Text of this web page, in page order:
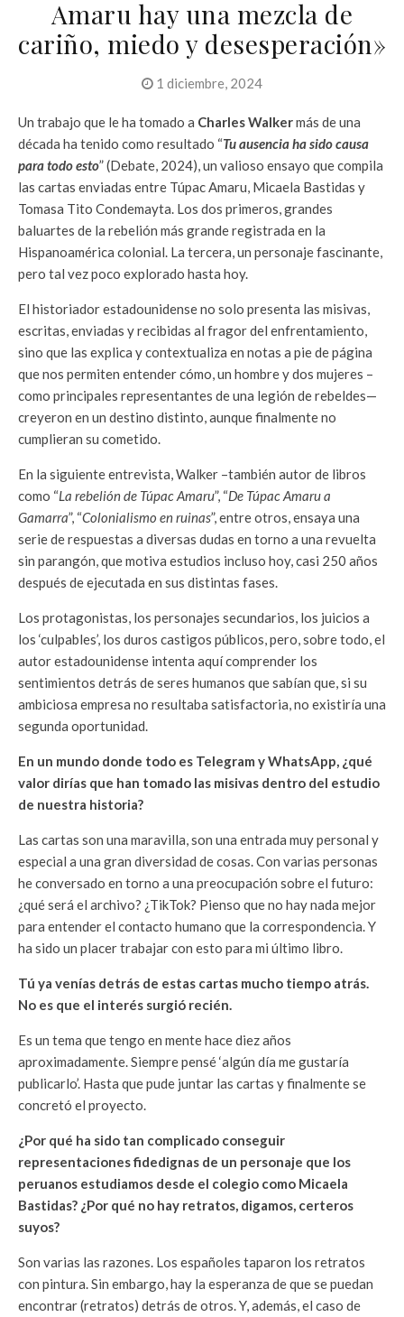
Amaru hay una mezcla de
cariño, miedo y desesperación»
1 diciembre, 2024
Un trabajo que le ha tomado a Charles Walkermás de una
década ha tenido como resultado “Tu ausencia ha sido causa
para todo esto” (Debate, 2024), un valioso ensayo que compila
las cartas enviadas entre Túpac Amaru, Micaela Bastidas y
Tomasa Tito Condemayta. Los dos primeros, grandes
baluartes de la rebelión más grande registrada en la
Hispanoamérica colonial. La tercera, un personaje fascinante,
pero tal vez poco explorado hasta hoy.
El historiador estadounidense no solo presenta las misivas,
escritas, enviadas y recibidas al fragor del enfrentamiento,
sino que las explica y contextualiza en notas a pie de página
que nos permiten entender cómo, un hombre y dos mujeres –
como principales representantes de una legión de rebeldes—
creyeron en un destino distinto, aunque finalmente no
cumplieran su cometido.
En la siguiente entrevista, Walker –también autor de libros
como “La rebelión de Túpac Amaru”, “De Túpac Amaru a
Gamarra”, “Colonialismo en ruinas”, entre otros, ensaya una
serie de respuestas a diversas dudas en torno a una revuelta
sin parangón, que motiva estudios incluso hoy, casi 250 años
después de ejecutada en sus distintas fases.
Los protagonistas, los personajes secundarios, los juicios a
los ‘culpables’, los duros castigos públicos, pero, sobre todo, el
autor estadounidense intenta aquí comprender los
sentimientos detrás de seres humanos que sabían que, si su
ambiciosa empresa no resultaba satisfactoria, no existiría una
segunda oportunidad.
En un mundo donde todo es Telegram y WhatsApp, ¿qué
valor dirías que han tomado las misivas dentro del estudio
de nuestra historia?
Las cartas son una maravilla, son una entrada muy personal y
especial a una gran diversidad de cosas. Con varias personas
he conversado en torno a una preocupación sobre el futuro:
¿qué será el archivo? ¿TikTok? Pienso que no hay nada mejor
para entender el contacto humano que la correspondencia. Y
ha sido un placer trabajar con esto para mi último libro.
Tú ya venías detrás de estas cartas mucho tiempo atrás.
No es que el interés surgió recién.
Es un tema que tengo en mente hace diez años
aproximadamente. Siempre pensé ‘algún día me gustaría
publicarlo’. Hasta que pude juntar las cartas y finalmente se
concretó el proyecto.
¿Por qué ha sido tan complicado conseguir
representaciones fidedignas de un personaje que los
peruanos estudiamos desde el colegio como Micaela
Bastidas? ¿Por qué no hay retratos, digamos, certeros
suyos?
Son varias las razones. Los españoles taparon los retratos
con pintura. Sin embargo, hay la esperanza de que se puedan
encontrar (retratos) detrás de otros. Y, además, el caso de